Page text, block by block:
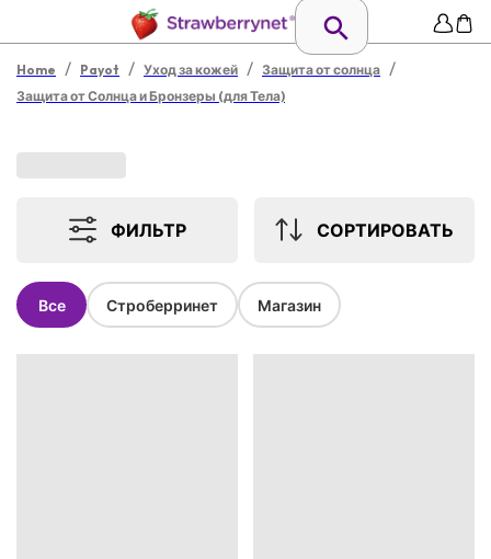
Home / Payot / Уход за кожей / Защита от солнца /
Защита от Солнца и Бронзеры (для Тела)
ФИЛЬТР СОРТИРОВАТЬ
Все Строберринет Магазин